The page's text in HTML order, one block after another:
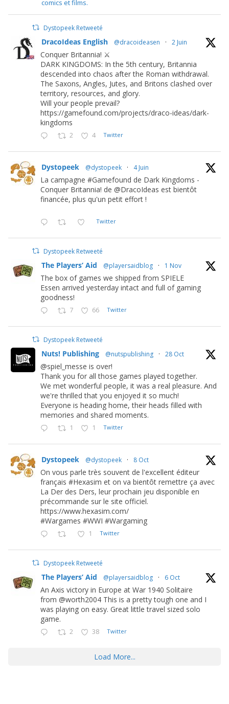
comics et films.
Dystopeek Retweeté
DracoIdeas English @dracoideasen · 2 Juin
Conquer Britannia! ⚔️
DARK KINGDOMS: In the 5th century, Britannia
descended into chaos after the Roman withdrawal.
The Saxons, Angles, Jutes, and Britons clashed over
territory, resources, and glory.
Will your people prevail?
https://gamefound.com/projects/draco-ideas/dark-
kingdoms
2 4 Twitter
Dystopeek @dystopeek · 4 Juin
La campagne #Gamefound de Dark Kingdoms -
Conquer Britannia! de @DracoIdeas est bientôt
financée, plus qu'un petit effort !
Twitter
Dystopeek Retweeté
The Players’ Aid @playersaidblog · 1 Nov
The box of games we shipped from SPIELE
Essen arrived yesterday intact and full of gaming
goodness!
7 66 Twitter
Dystopeek Retweeté
Nuts! Publishing @nutspublishing · 28 Oct
@spiel_messe is over!
Thank you for all those games played together.
We met wonderful people, it was a real pleasure. And
we're thrilled that you enjoyed it so much!
Everyone is heading home, their heads filled with
memories and shared moments.
1 1 Twitter
Dystopeek @dystopeek · 8 Oct
On vous parle très souvent de l'excellent éditeur
français #Hexasim et on va bientôt remettre ça avec
La Der des Ders, leur prochain jeu disponible en
précommande sur le site officiel.
https://www.hexasim.com/
#Wargames #WWI #Wargaming
1 Twitter
Dystopeek Retweeté
The Players’ Aid @playersaidblog · 6 Oct
An Axis victory in Europe at War 1940 Solitaire
from @worth2004 This is a pretty tough one and I
was playing on easy. Great little travel sized solo
game.
2 38 Twitter
Load More...